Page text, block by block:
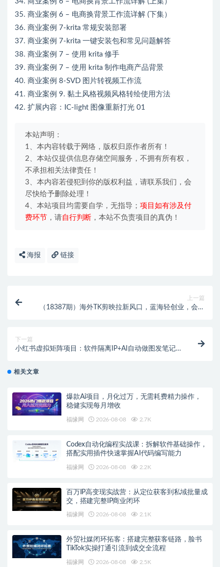
35. 商业案例 6 – 电商换背景工作流详解 (下集）
36. 商业案例 7-krita 常规安装部署
37. 商业案例 7-krita 一键安装包和常见问题解答
38. 商业案例 7 – 使用 krita 修手
39. 商业案例 7 – 使用 krita 制作电商产品背景
40. 商业案例 8-SVD 图片转视频工作流
41. 商业案例 9. 黏土风格视频风格转绘使用方法
42. 扩展内容：IC-light 图像重新打光 01
本站声明：
1、本内容转载于网络，版权归原作者所有！
2、本站仅提供信息存储空间服务，不拥有所有权，
不承担相关法律责任！
3、本内容若侵犯到你的版权利益，请联系我们，会
尽快给予删除处理！
4、本站项目均需要自学，无指导； 项目如有涉及付
费环节 ，请自行判断 ，本站不负责项目的真伪！
海报 链接
上一篇
（18387期）海外TK剪映拉新风口，蓝海轻创业，会手
下一篇
小红书虚拟矩阵项目：软件隔离IP+AI自动做图发笔记
相关文章
爆款Ai项目，月化过万，无需耗费精力操作，
稳健实现每月增收
福缘网 2026-08-08 2.7K
Codex自动化编程实战课：拆解软件基础操作，
搭配实用插件快速掌握AI代码编写能力
福缘网 2026-08-08 2.2K
百万IP高变现实战营：从定位获客到私域批量成
交，搭建完整IP商业闭环
福缘网 2026-08-08 2.1K
外贸社媒闭环拓客：搭建完整获客链路，脸书
TikTok实操打通引流到成交全流程
福缘网 2026-08-08 2.5K